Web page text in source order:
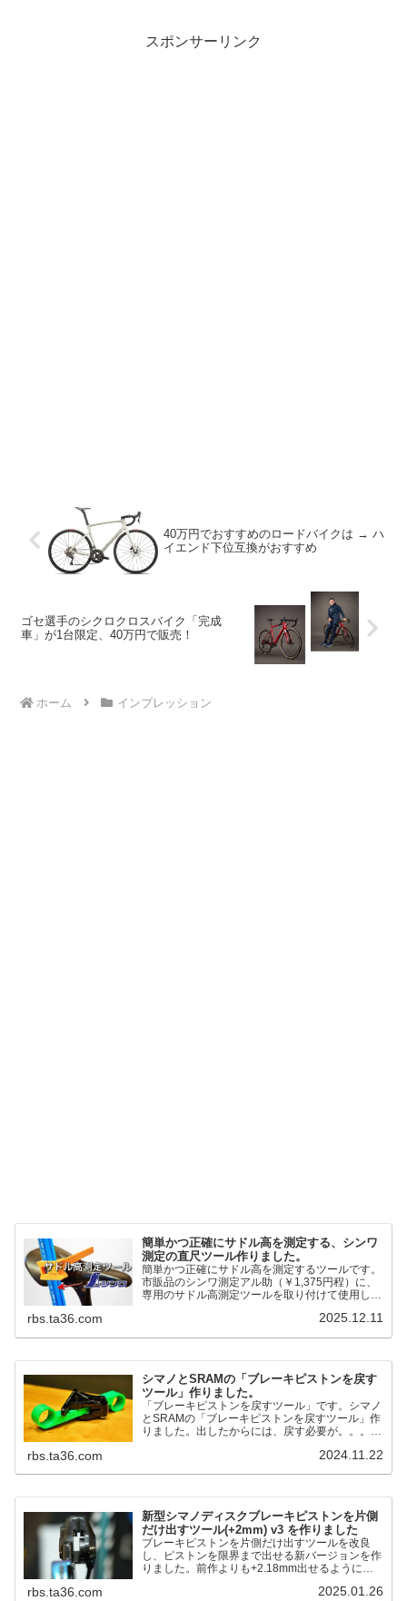
スポンサーリンク
40万円でおすすめのロードバイクは → ハ
イエンド下位互換がおすすめ
ゴセ選手のシクロクロスバイク「完成
車」が1台限定、40万円で販売！
ホーム インプレッション
簡単かつ正確にサドル高を測定する、シンワ
測定の直尺ツール作りました。
簡単かつ正確にサドル高を測定するツールです。
市販品のシンワ測定アル助（￥1,375円程）に、
専用のサドル高測定ツールを取り付けて使用しま
るようになりました。シンワ測定(Shinwa
Sokutei)￥1,375Amazon.c...
rbs.ta36.com 2025.12.11
シマノとSRAMの「ブレーキピストンを戻す
ツール」作りました。
「ブレーキピストンを戻すツール」です。シマノ
とSRAMの「ブレーキピストンを戻すツール」作
りました。出したからには、戻す必要が。。。で
だと。。。▶「ブレーキピストンを戻すツール」
るのかというと、出ているピス...
rbs.ta36.com 2024.11.22
新型シマノディスクブレーキピストンを片側
だけ出すツール(+2mm) v3 を作りました
ブレーキピストンを片側だけ出すツールを改良
し、ピストンを限界まで出せる新バージョンを作
りました。前作よりも+2.18mm出せるようにな
って、オイル漏れするまで試しました。最も安全
rbs.ta36.com 2025.01.26